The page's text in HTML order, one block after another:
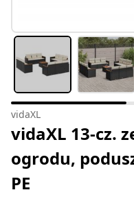
vidaXL
vidaXL 13-cz.
ogrodu,
PE